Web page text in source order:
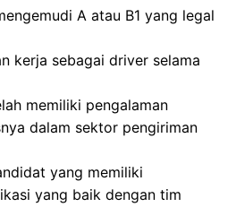
A atau B1 yang legal
kerja sebagai driver selama
memiliki pengalaman
dalam sektor pengiriman
yang memiliki
yang baik dengan tim